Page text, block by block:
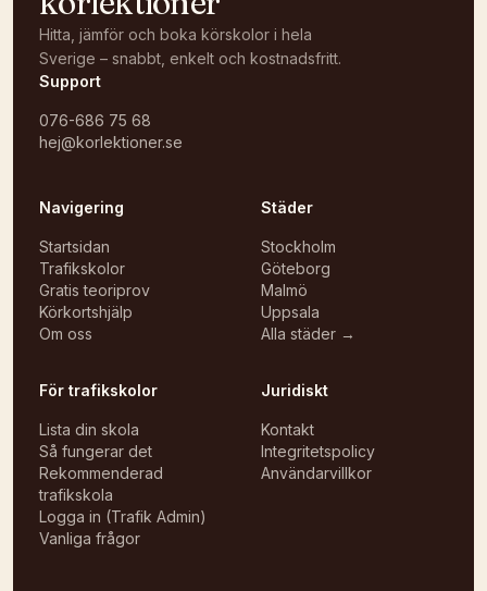
Hitta, jämför och boka körskolor i hela
Sverige – snabbt, enkelt och kostnadsfritt.
Support
076-686 75 68
hej@korlektioner.se
Navigering
Startsidan
Trafikskolor
Gratis teoriprov
Körkortshjälp
Om oss
Städer
Stockholm
Göteborg
Malmö
Uppsala
Alla städer →
För trafikskolor
Lista din skola
Så fungerar det
Rekommenderad
trafikskola
Logga in (Trafik Admin)
Vanliga frågor
Juridiskt
Kontakt
Integritetspolicy
Användarvillkor